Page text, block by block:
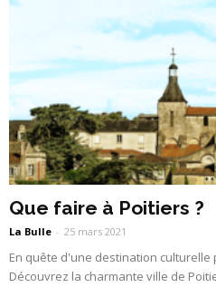
Que faire à Poitiers ?
La Bulle - 25 mars 2021
En quête d'une destination
Découvrez la charmante ville de